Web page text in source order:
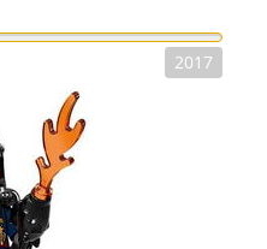
2017